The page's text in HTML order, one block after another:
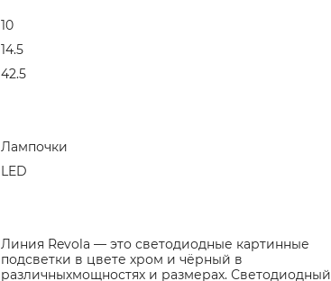
10
14.5
42.5
Лампочки
LED
Линия Revola — это светодиодные картинные
подсветки в цвете хром и чёрный в
различныхмощностях и размерах. Светодиодный